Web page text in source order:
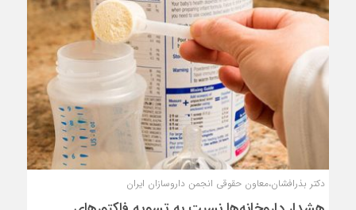
دکتر بذرافشان،معاون حقوقی انجمن داروسازان ایران